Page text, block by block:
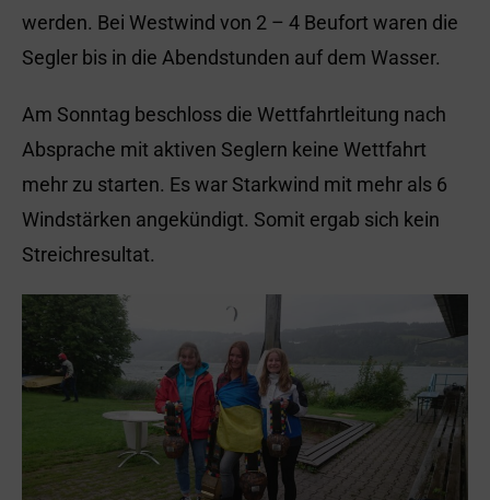
werden. Bei Westwind von 2 – 4 Beufort waren die
Segler bis in die Abendstunden auf dem Wasser.
Am Sonntag beschloss die Wettfahrtleitung nach
Absprache mit aktiven Seglern keine Wettfahrt
mehr zu starten. Es war Starkwind mit mehr als 6
Windstärken angekündigt. Somit ergab sich kein
Streichresultat.